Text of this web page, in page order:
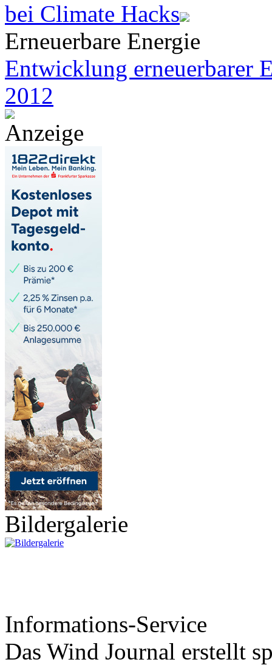
bei Climate Hacks
Erneuerbare Energie
Entwicklung erneuerbarer
2012
Anzeige
Bildergalerie
Informations-Service
Das Wind Journal erstellt